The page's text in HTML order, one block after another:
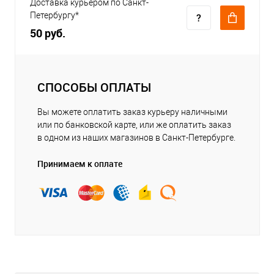
Доставка курьером по Санкт-
Петербургу*
50 руб.
СПОСОБЫ ОПЛАТЫ
Вы можете оплатить заказ курьеру наличными
или по банковской карте, или же оплатить заказ
в одном из наших магазинов в Санкт-Петербурге.
Принимаем к оплате